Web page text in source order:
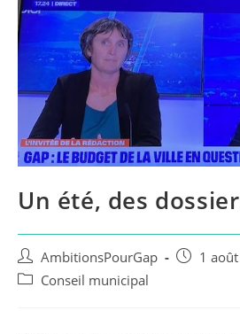
Un été, des
Auteur/autrice
de
AmbitionsPourGap
Publication
1
Post Conseil municipal